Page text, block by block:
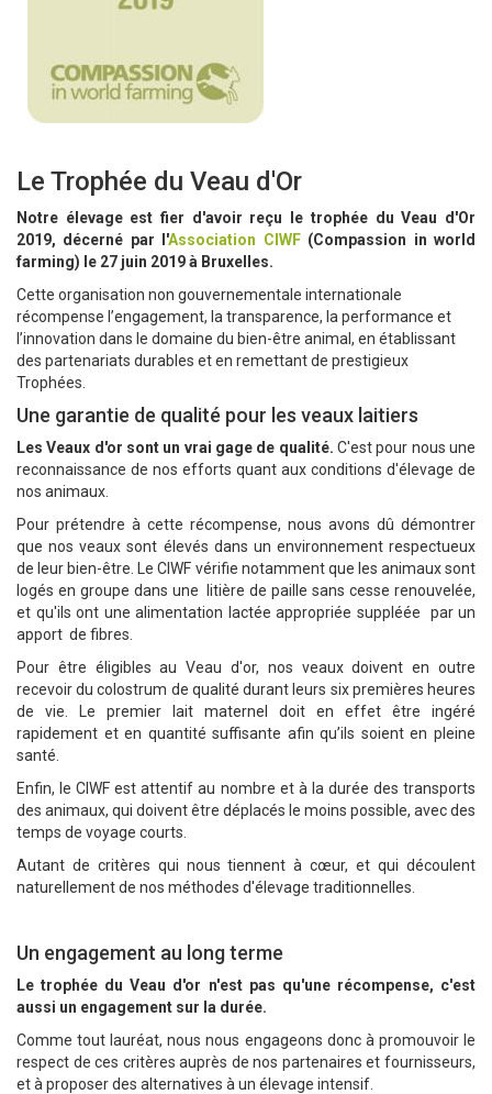
Le Trophée du Veau d'Or
Notre élevage est fier d'avoir reçu le trophée du Veau d'Or
2019, décerné par l'Association CIWF(Compassion in world
farming) le 27 juin 2019 à Bruxelles.
Cette organisation non gouvernementale internationale
récompense l’engagement, la transparence, la performance et
l’innovation dans le domaine du bien-être animal, en établissant
des partenariats durables et en remettant de prestigieux
Trophées.
Une garantie de qualité pour les veaux laitiers
Les Veaux d'or sont un vrai gage de qualité. C'est pour nous une
reconnaissance de nos efforts quant aux conditions d'élevage de
nos animaux.
Pour prétendre à cette récompense, nous avons dû démontrer
que nos veaux sont élevés dans un environnement respectueux
de leur bien-être. Le CIWF vérifie notamment que les animaux sont
logés en groupe dans une litière de paille sans cesse renouvelée,
et qu'ils ont une alimentation lactée appropriée suppléée par un
apport de fibres.
Pour être éligibles au Veau d'or, nos veaux doivent en outre
recevoir du colostrum de qualité durant leurs six premières heures
de vie. Le premier lait maternel doit en effet être ingéré
rapidement et en quantité suffisante afin qu’ils soient en pleine
santé.
Enfin, le CIWF est attentif au nombre et à la durée des transports
des animaux, qui doivent être déplacés le moins possible, avec des
temps de voyage courts.
Autant de critères qui nous tiennent à cœur, et qui découlent
naturellement de nos méthodes d'élevage traditionnelles.
Un engagement au long terme
Le trophée du Veau d'or n'est pas qu'une récompense, c'est
aussi un engagement sur la durée.
Comme tout lauréat, nous nous engageons donc à promouvoir le
respect de ces critères auprès de nos partenaires et fournisseurs,
et à proposer des alternatives à un élevage intensif.